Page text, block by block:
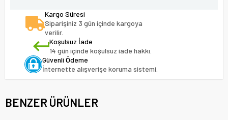
Kargo Süresi
Siparişiniz 3 gün içinde kargoya
verilir.
Koşulsuz İade
14 gün içinde koşulsuz iade hakkı.
Güvenli Ödeme
İnternette alışverişe koruma sistemi.
BENZER ÜRÜNLER